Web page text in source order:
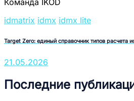
idmatrix idmx idmx lite
Target Zero: единый справочник типов расчета
21.05.2026
Последние